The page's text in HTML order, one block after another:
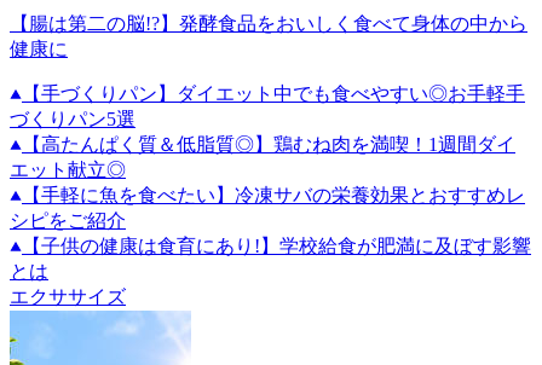
【腸は第二の脳!?】発酵食品をおいしく食べて身体の中から
健康に
【手づくりパン】ダイエット中でも食べやすい◎お手軽手
づくりパン5選
【高たんぱく質＆低脂質◎】鶏むね肉を満喫！1週間ダイ
エット献立◎
【手軽に魚を食べたい】冷凍サバの栄養効果とおすすめレ
シピをご紹介
【子供の健康は食育にあり!】学校給食が肥満に及ぼす影響
とは
エクササイズ